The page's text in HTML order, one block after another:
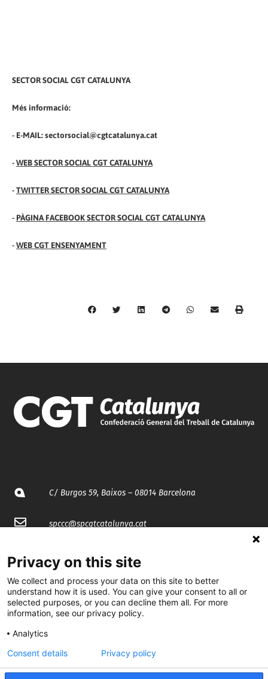
SECTOR SOCIAL CGT CATALUNYA
Més informació:
- E-MAIL: sectorsocial@cgtcatalunya.cat
-WEB SECTOR SOCIAL CGT CATALUNYA
-TWITTER SECTOR SOCIAL CGT CATALUNYA
- PÀGINA FACEBOOK SECTOR SOCIAL CGT CATALUNYA
-WEB CGT ENSENYAMENT
C/ Burgos 59, Baixos – 08014 Barcelona
spccc@spcgtcatalunya.cat
@CGTCatalunya
cgtcatalunya
CGTCatalunya
cgtcatalunya
Privacy on this site
We collect and process your data on this site to better
understand how it is used. You can give your consent to all or
selected purposes, or you can decline them all. For more
information, see our privacy policy.
Analytics
Consent details Privacy policy